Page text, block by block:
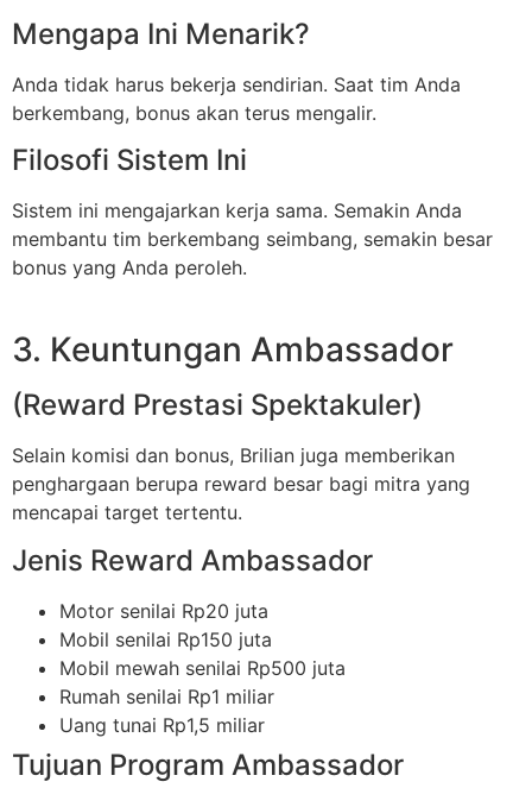
Mengapa Ini Menarik?
Anda tidak harus bekerja sendirian. Saat tim Anda
berkembang, bonus akan terus mengalir.
Filosofi Sistem Ini
Sistem ini mengajarkan kerja sama. Semakin Anda
membantu tim berkembang seimbang, semakin besar
bonus yang Anda peroleh.
3. Keuntungan Ambassador
(Reward Prestasi Spektakuler)
Selain komisi dan bonus, Brilian juga memberikan
penghargaan berupa reward besar bagi mitra yang
mencapai target tertentu.
Jenis Reward Ambassador
Motor senilai Rp20 juta
Mobil senilai Rp150 juta
Mobil mewah senilai Rp500 juta
Rumah senilai Rp1 miliar
Uang tunai Rp1,5 miliar
Tujuan Program Ambassador